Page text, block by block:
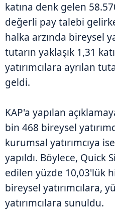
katına denk gelen
değerli pay talebi
halka arzında bireysel
tutarın yaklaşık 1,31
yatırımcılara ayrılan
geldi.
KAP'a yapılan
bin 468 bireysel
kurumsal yatırımcıya
yapıldı. Böylece, Quick
edilen yüzde 10,03'lük
bireysel yatırımcılara,
yatırımcılara sunuldu.